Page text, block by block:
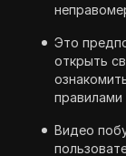
Это
открыть
правилами
Видео